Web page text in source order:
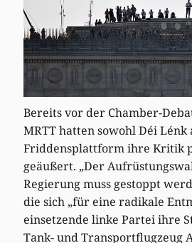
Bereits vor der Chamber-
MRTT hatten sowohl Déi Lénk
Friddensplattform ihre Kritik
geäußert. „Der
Regierung muss gestoppt
die sich „für eine radikale
einsetzende linke Partei ihre
Tank- und Transportflugzeug